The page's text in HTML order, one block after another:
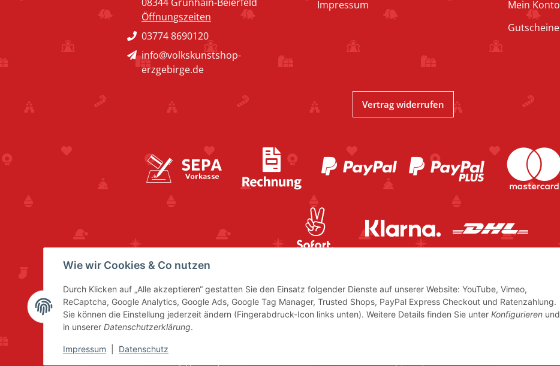
Öffnungszeiten
03774 8690120
info@volkskunstshop-
erzgebirge.de
Impressum
Mein Konto
Gutscheine
Vertrag widerrufen
* Alle Preise inkl. gesetzlicher USt.,
Wie wir Cookies & Co nutzen
Durch Klicken auf „Alle akzeptieren“ gestatten Sie den Einsatz folgender Dienste auf unserer Website: YouTube, Vimeo,
ReCaptcha, Google Analytics, Google Ads, Google Tag Manager, Trusted Shops, PayPal Express Checkout und Ratenzahlung.
Sie können die Einstellung jederzeit ändern (Fingerabdruck-Icon links unten). Weitere Details finden Sie unter Konfigurieren und
in unserer Datenschutzerklärung.
Impressum Datenschutz